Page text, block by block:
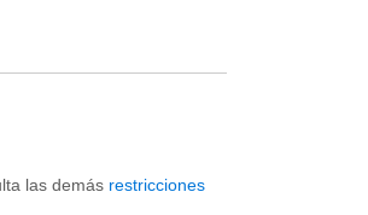
las demás restricciones